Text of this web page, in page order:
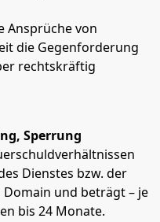
Ansprüche von
die Gegenforderung
rechtskräftig
Sperrung
Dienstes bzw. der
und beträgt – je
bis 24 Monate.